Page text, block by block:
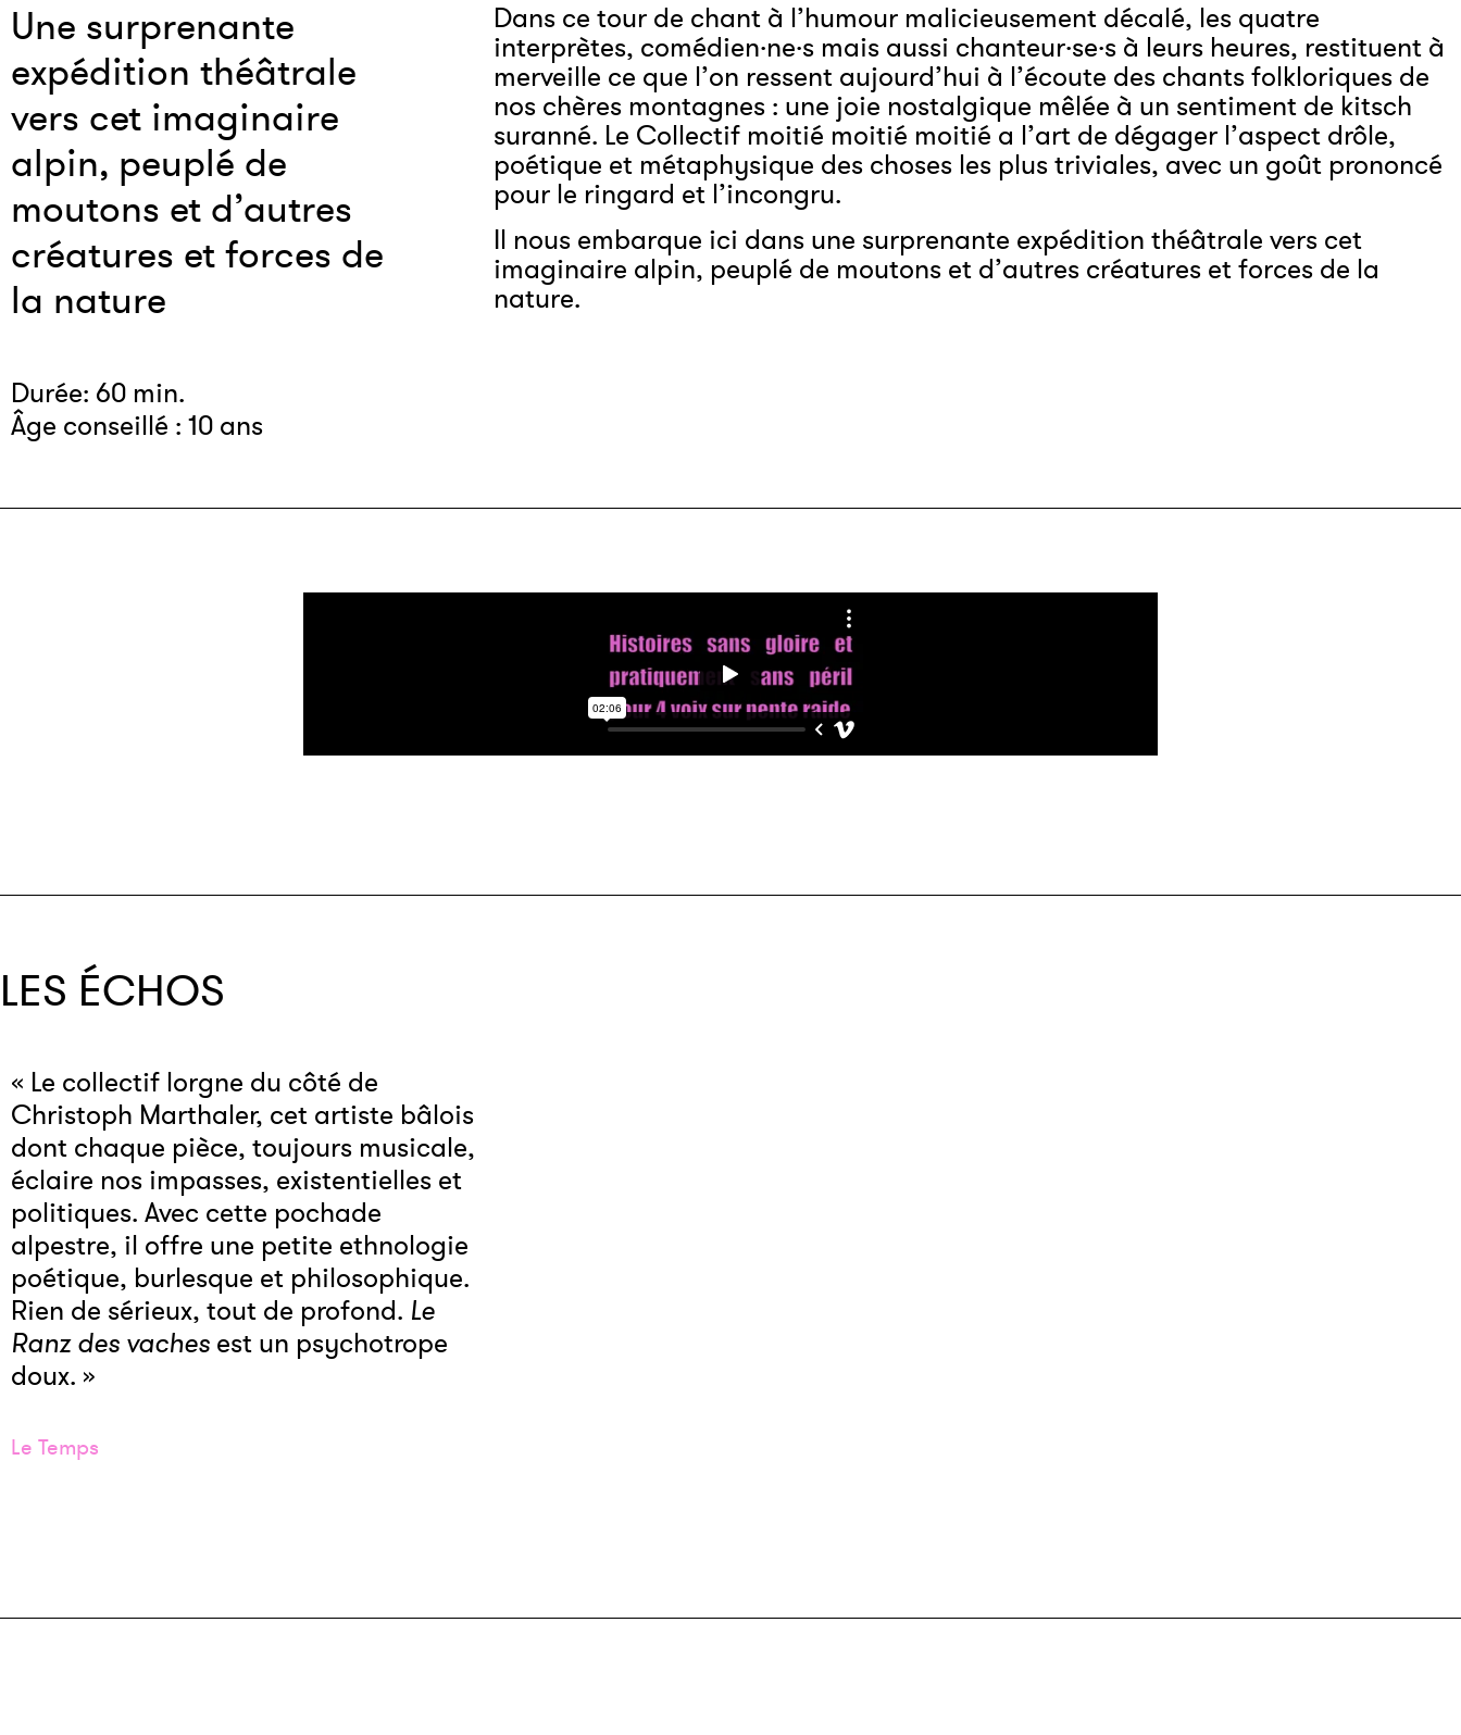
Une surprenante
expédition théâtrale
vers cet imaginaire
alpin, peuplé de
moutons et d’autres
créatures et forces de
la nature
Durée: 60 min.
Âge conseillé : 10 ans
Dans ce tour de chant à l’humour malicieusement décalé, les quatre
interprètes, comédien·ne·s mais aussi chanteur·se·s à leurs heures, restituent à
merveille ce que l’on ressent aujourd’hui à l’écoute des chants folkloriques de
nos chères montagnes : une joie nostalgique mêlée à un sentiment de kitsch
suranné. Le Collectif moitié moitié moitié a l’art de dégager l’aspect drôle,
poétique et métaphysique des choses les plus triviales, avec un goût prononcé
pour le ringard et l’incongru.
Il nous embarque ici dans une surprenante expédition théâtrale vers cet
imaginaire alpin, peuplé de moutons et d’autres créatures et forces de la
nature.
LES ÉCHOS
« Le collectif lorgne du côté de
Christoph Marthaler, cet artiste bâlois
dont chaque pièce, toujours musicale,
éclaire nos impasses, existentielles et
politiques. Avec cette pochade
alpestre, il offre une petite ethnologie
poétique, burlesque et philosophique.
Rien de sérieux, tout de profond. Le
Ranz des vaches est un psychotrope
doux. »
Le Temps